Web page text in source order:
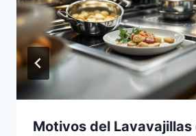
Motivos del Lavavajillas